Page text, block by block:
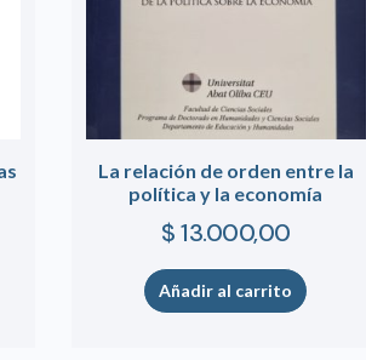
La relación de orden entre la
política y la economía
$13.000,00
Añadir al carrito